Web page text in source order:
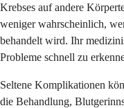
Krebses auf andere
weniger wahrscheinlich,
behandelt wird. Ihr
Probleme schnell zu
Seltene Komplikationen
die Behandlung,